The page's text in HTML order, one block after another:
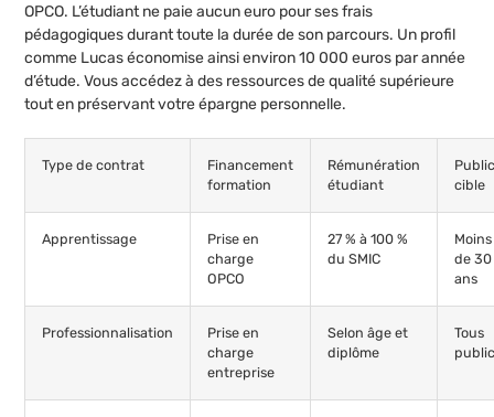
OPCO. L’étudiant ne paie aucun euro pour ses frais
pédagogiques durant toute la durée de son parcours. Un profil
comme Lucas économise ainsi environ 10 000 euros par année
d’étude. Vous accédez à des ressources de qualité supérieure
tout en préservant votre épargne personnelle.
Type de contrat
Financement
formation
Rémunération
étudiant
cible
Apprentissage
Prise en
charge
OPCO
27 % à 100 %
du SMIC
Moins
de 30
ans
Professionnalisation
Prise en
charge
entreprise
Selon âge et
diplôme
Tous